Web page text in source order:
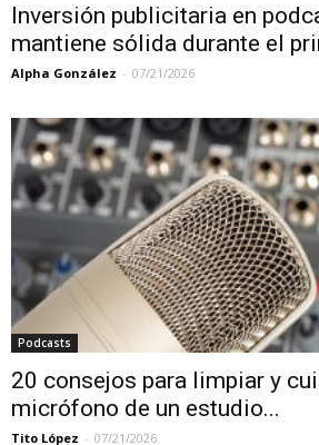
Inversión publicitaria en
mantiene sólida durante el
Alpha González - 07/21/2026
Podcasts
20 consejos para limpiar y
micrófono de un estudio...
Tito López - 07/21/2026